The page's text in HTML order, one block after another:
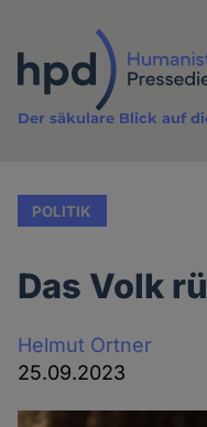
Inhalt
Der säkulare Blick auf
POLITIK
Das Volk
Helmut Ortner
25.09.2023